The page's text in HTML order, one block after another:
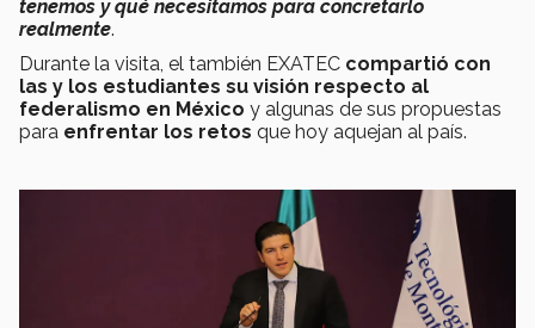
tenemos y qué necesitamos para concretarlo
realmente.
Durante la visita, el también EXATEC compartió con
las y los estudiantes su visión respecto al
federalismo en México y algunas de sus propuestas
para enfrentar los retos que hoy aquejan al país.